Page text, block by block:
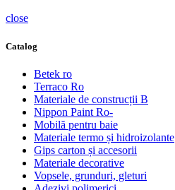
close
Catalog
Betek ro
Terraco Ro
Materiale de construcții B
Nippon Paint Ro-
Mobilă pentru baie
Materiale termo și hidroizolante
Gips carton și accesorii
Materiale decorative
Vopsele, grunduri, gleturi